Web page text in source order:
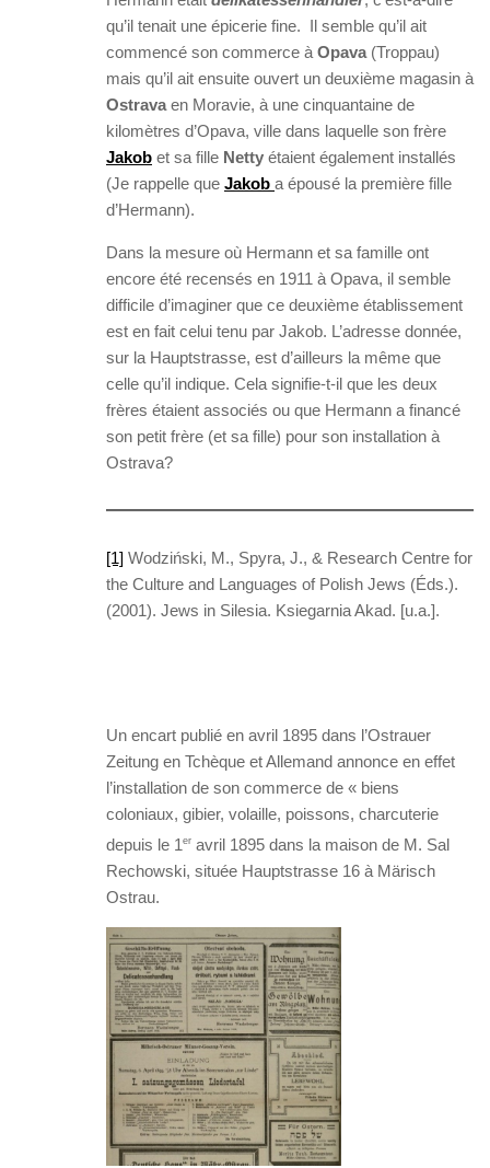
qu’il tenait une épicerie fine. Il semble qu’il ait
commencé son commerce à Opava (Troppau)
mais qu’il ait ensuite ouvert un deuxième magasin à
Ostrava en Moravie, à une cinquantaine de
kilomètres d’Opava, ville dans laquelle son frère
Jakob et sa fille Netty étaient également installés
(Je rappelle que Jakob a épousé la première fille
d’Hermann).
Dans la mesure où Hermann et sa famille ont
encore été recensés en 1911 à Opava, il semble
difficile d’imaginer que ce deuxième établissement
est en fait celui tenu par Jakob. L’adresse donnée,
sur la Hauptstrasse, est d’ailleurs la même que
celle qu’il indique. Cela signifie-t-il que les deux
frères étaient associés ou que Hermann a financé
son petit frère (et sa fille) pour son installation à
Ostrava?
[1] Wodziński, M., Spyra, J., & Research Centre for
the Culture and Languages of Polish Jews (Éds.).
(2001). Jews in Silesia. Ksiegarnia Akad. [u.a.].
Un encart publié en avril 1895 dans l’Ostrauer
Zeitung en Tchèque et Allemand annonce en effet
l’installation de son commerce de « biens
coloniaux, gibier, volaille, poissons, charcuterie
depuis le 1 er avril 1895 dans la maison de M. Sal
Rechowski, située Hauptstrasse 16 à Märisch
Ostrau.